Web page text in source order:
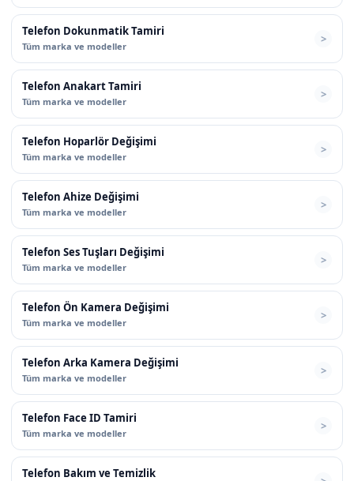
Telefon Dokunmatik Tamiri
Tüm marka ve modeller
Telefon Anakart Tamiri
Tüm marka ve modeller
Telefon Hoparlör Değişimi
Tüm marka ve modeller
Telefon Ahize Değişimi
Tüm marka ve modeller
Telefon Ses Tuşları Değişimi
Tüm marka ve modeller
Telefon Ön Kamera Değişimi
Tüm marka ve modeller
Telefon Arka Kamera Değişimi
Tüm marka ve modeller
Telefon Face ID Tamiri
Tüm marka ve modeller
Telefon Bakım ve Temizlik